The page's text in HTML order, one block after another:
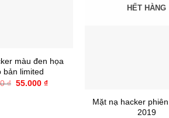
màu đen họa
bản limited
₫ Giá
55.000₫Giá
HẾT HÀNG
Mặt nạ hacker
2019